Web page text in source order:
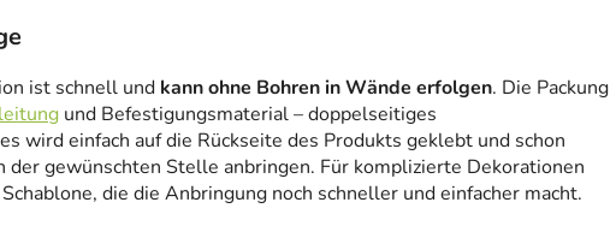
ist schnell und kann ohne Bohren in Wände erfolgen. Die Packung
und Befestigungsmaterial – doppelseitiges
wird einfach auf die Rückseite des Produkts geklebt und schon
der gewünschten Stelle anbringen. Für komplizierte Dekorationen
die die Anbringung noch schneller und einfacher macht.